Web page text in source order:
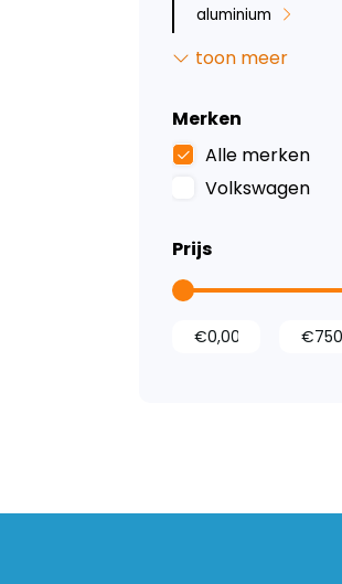
aluminium
Sidebars
Bumperbescherming
Ruit beveiliging
Inbraakbeveiliging
Tussenwanden
Wandbetimmering
toon meer
Merken
Alle merken
Volkswagen
Prijs